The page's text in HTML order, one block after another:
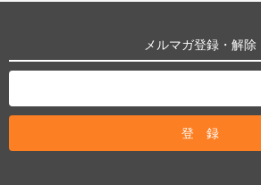
メルマガ登録・解除